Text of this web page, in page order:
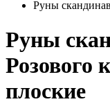
Руны
Руны
Розового
плоские